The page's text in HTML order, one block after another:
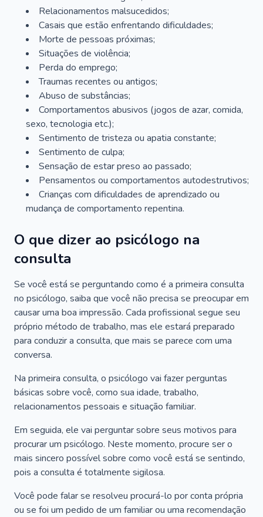
Relacionamentos malsucedidos;
Casais que estão enfrentando dificuldades;
Morte de pessoas próximas;
Situações de violência;
Perda do emprego;
Traumas recentes ou antigos;
Abuso de substâncias;
Comportamentos abusivos (jogos de azar, comida,
sexo, tecnologia etc.);
Sentimento de tristeza ou apatia constante;
Sentimento de culpa;
Sensação de estar preso ao passado;
Pensamentos ou comportamentos autodestrutivos;
Crianças com dificuldades de aprendizado ou
mudança de comportamento repentina.
O que dizer ao psicólogo na
consulta
Se você está se perguntando como é a primeira consulta
no psicólogo, saiba que você não precisa se preocupar em
causar uma boa impressão. Cada profissional segue seu
próprio método de trabalho, mas ele estará preparado
para conduzir a consulta, que mais se parece com uma
conversa.
Na primeira consulta, o psicólogo vai fazer perguntas
básicas sobre você, como sua idade, trabalho,
relacionamentos pessoais e situação familiar.
Em seguida, ele vai perguntar sobre seus motivos para
procurar um psicólogo. Neste momento, procure ser o
mais sincero possível sobre como você está se sentindo,
pois a consulta é totalmente sigilosa.
Você pode falar se resolveu procurá-lo por conta própria
ou se foi um pedido de um familiar ou uma recomendação